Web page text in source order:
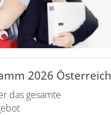
2026 Österreich
das gesamte